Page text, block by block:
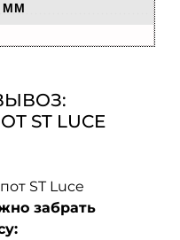
ММ
ST LUCE
ST Luce
забрать